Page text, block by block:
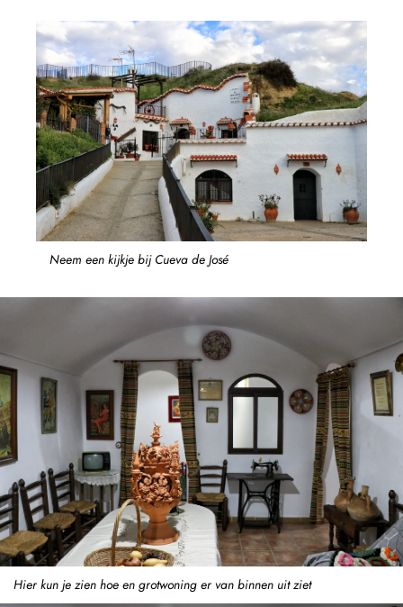
Neem een kijkje bij Cueva de José
Hier kun je zien hoe en grotwoning er van binnen uit ziet